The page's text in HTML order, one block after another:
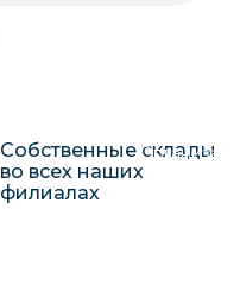
Собственные склады
во всех наших
филиалах